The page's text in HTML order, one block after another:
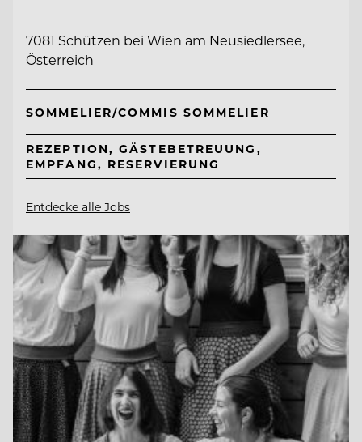
7081 Schützen bei Wien am Neusiedlersee,
Österreich
SOMMELIER/COMMIS SOMMELIER
REZEPTION, GÄSTEBETREUUNG,
EMPFANG, RESERVIERUNG
Entdecke alle Jobs